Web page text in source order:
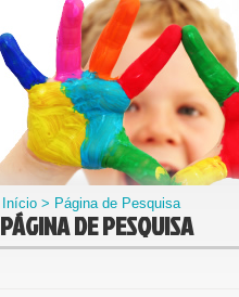
Início > Página de Pesquisa
PÁGINA DE PESQUISA